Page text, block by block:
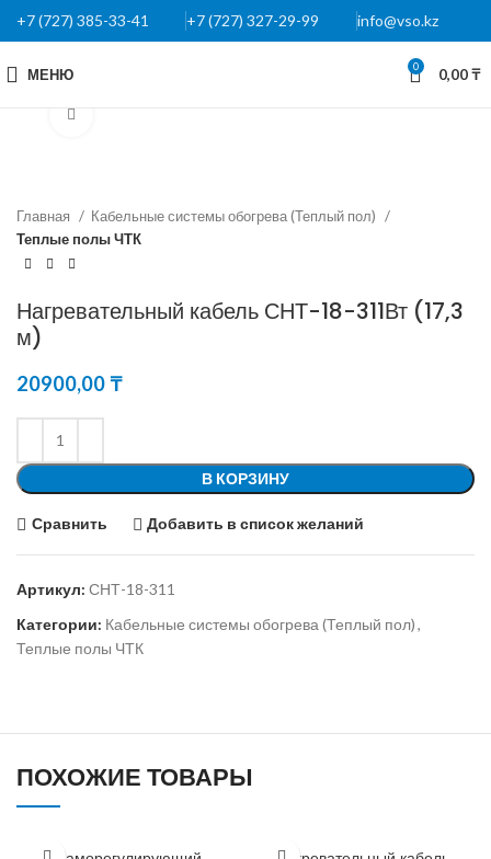
+7 (727) 385-33-41 +7 (727) 327-29-99 info@vso.kz
МЕНЮ 0 0,00₸
Главная
Кабельные системы обогрева (Теплый пол)
Теплые полы ЧТК
Нагревательный кабель СНТ-18-311Вт (17,3
м)
20900,00₸
В КОРЗИНУ
Сравнить Добавить в список желаний
Артикул: СНТ-18-311
Категории: Кабельные системы обогрева (Теплый пол),
Теплые полы ЧТК
ПОХОЖИЕ ТОВАРЫ